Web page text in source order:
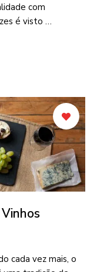
com
é visto …
cada vez mais, o